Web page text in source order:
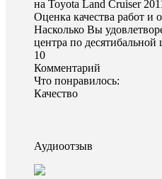
на Toyota Land Cruiser
Оценка качества работ и
Насколько Вы
центра по десятибальной
10
Комментарий
Что понравилось:
Качество
Аудиоотзыв